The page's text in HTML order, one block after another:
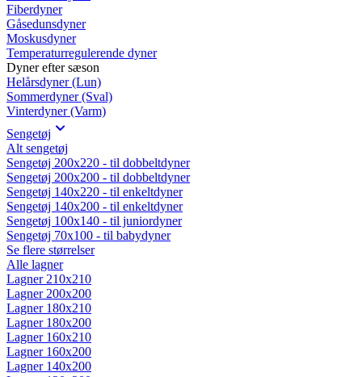
Fiberdyner
Gåsedunsdyner
Moskusdyner
Temperaturregulerende dyner
Dyner efter sæson
Helårsdyner (Lun)
Sommerdyner (Sval)
Vinterdyner (Varm)
Sengetøj
Alt sengetøj
Sengetøj 200x220 - til dobbeltdyner
Sengetøj 200x200 - til dobbeltdyner
Sengetøj 140x220 - til enkeltdyner
Sengetøj 140x200 - til enkeltdyner
Sengetøj 100x140 - til juniordyner
Sengetøj 70x100 - til babydyner
Se flere størrelser
Alle lagner
Lagner 210x210
Lagner 200x200
Lagner 180x210
Lagner 180x200
Lagner 160x210
Lagner 160x200
Lagner 140x200